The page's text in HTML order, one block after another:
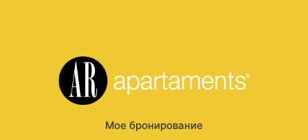
Мое бронирование